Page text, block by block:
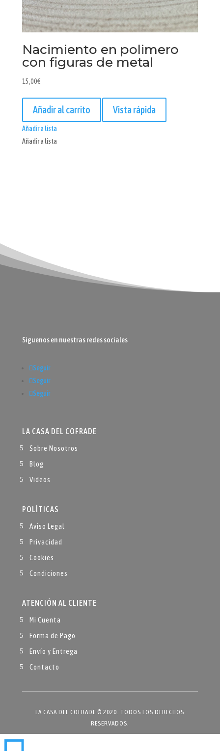
Nacimiento en polimero
con figuras de metal
15,00€
Añadir al carrito Vista rápida
Añadir a lista
Añadir a lista
Siguenos en nuestras redes sociales
Seguir
Seguir
Seguir
LA CASA DEL COFRADE
Sobre Nosotros
Blog
Videos
POLÍTICAS
Aviso Legal
Privacidad
Cookies
Condiciones
ATENCIÓN AL CLIENTE
Mi Cuenta
Forma de Pago
Envío y Entrega
Contacto
LA CASA DEL COFRADE © 2020. TODOS LOS DERECHOS
RESERVADOS.